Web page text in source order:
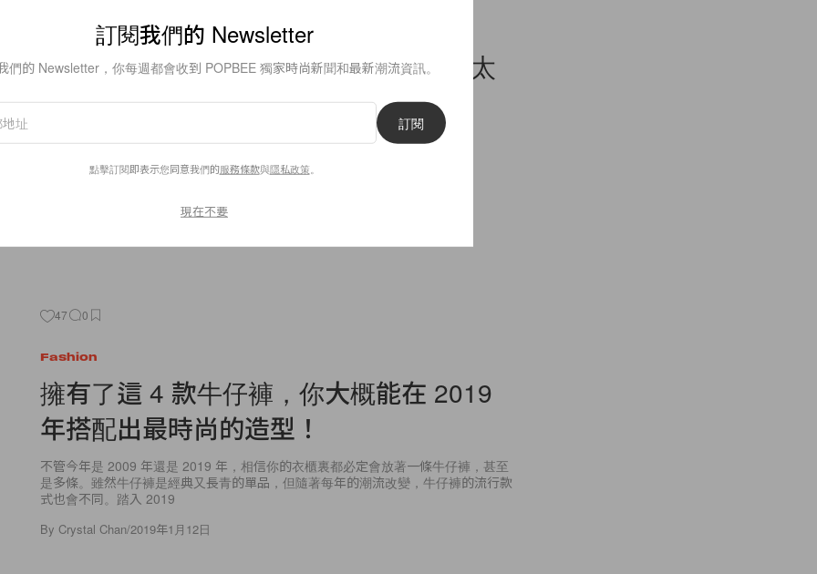
Fashion
4 個歐美現在流行穿搭元素，不知道就太
落伍了！
緊貼歐美時尚你要知道現在流行的 4 個重點元素。
POPBEE Team/2021年7月15日
47 0
Fashion
擁有了這 4 款牛仔褲，你大概能在 2019
年搭配出最時尚的造型！
不管今年是 2009 年還是 2019 年，相信你的衣櫃裏都必定會放著一條牛仔褲，甚至
是多條。雖然牛仔褲是經典又長青的單品，但隨著每年的潮流改變，牛仔褲的流行款
式也會不同。踏入 2019
By Crystal Chan/2019年1月12日
訂閱我們的 Newsletter
們的 Newsletter，你每週都會收到 POPBEE 獨家時尚新聞和最新潮流資訊。
訂閱
點擊訂閱即表示您同意我們的服務條款與隱私政策。
現在不要